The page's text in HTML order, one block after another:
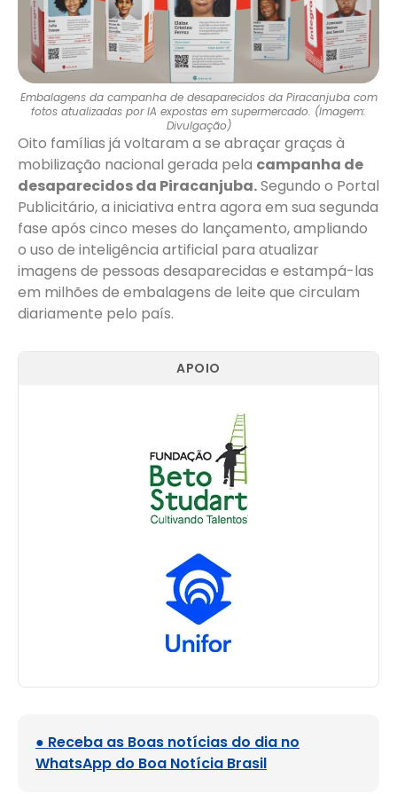
Embalagens da campanha de desaparecidos da Piracanjuba com
fotos atualizadas por IA expostas em supermercado. (Imagem:
Divulgação)
Oito famílias já voltaram a se abraçar graças à
mobilização nacional gerada pela campanha de
desaparecidos da Piracanjuba.Segundo o Portal
Publicitário, a iniciativa entra agora em sua segunda
fase após cinco meses do lançamento, ampliando
o uso de inteligência artificial para atualizar
imagens de pessoas desaparecidas e estampá-las
em milhões de embalagens de leite que circulam
diariamente pelo país.
APOIO
● Receba as Boas notícias do dia no
WhatsApp do Boa Notícia Brasil